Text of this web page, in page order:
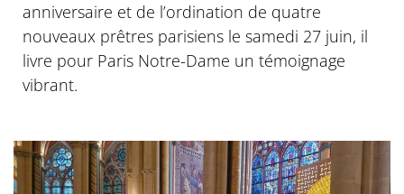
anniversaire et de l’ordination de quatre
nouveaux prêtres parisiens le samedi 27 juin, il
livre pour Paris Notre-Dame un témoignage
vibrant.